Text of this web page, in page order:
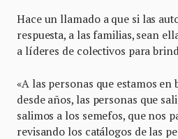
Hace un llamado a que si las
respuesta, a las familias, sean
a líderes de colectivos para
«A las personas que estamos en
desde años, las personas que
salimos a los semefos, que nos
revisando los catálogos de las